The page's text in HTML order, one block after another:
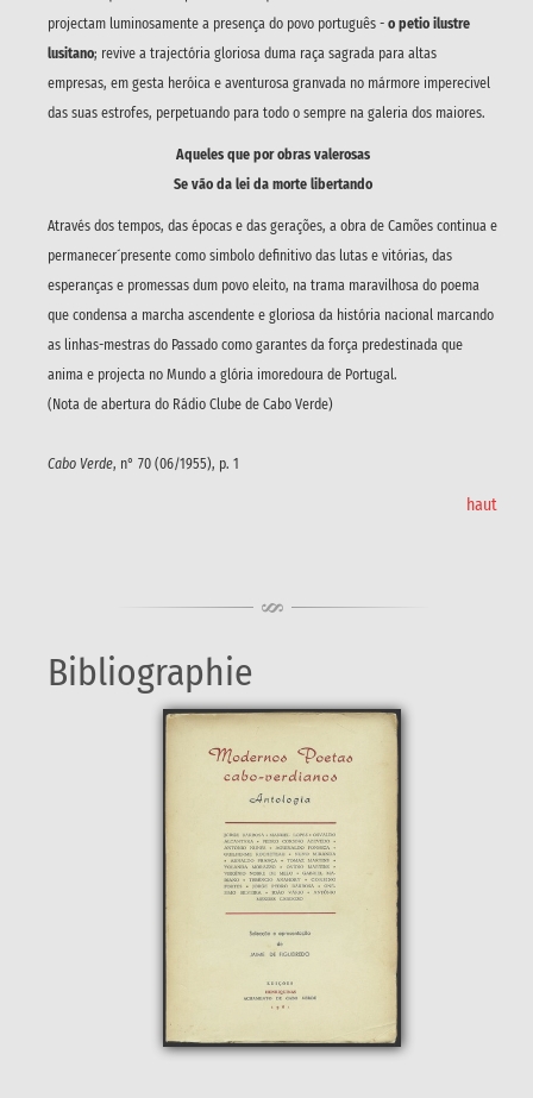
projectam luminosamente a presença do povo português - o petio ilustre
lusitano; revive a trajectória gloriosa duma raça sagrada para altas
empresas, em gesta heróica e aventurosa granvada no mármore imperecivel
das suas estrofes, perpetuando para todo o sempre na galeria dos maiores.
Aqueles que por obras valerosas
Se vão da lei da morte libertando
Através dos tempos, das épocas e das gerações, a obra de Camões continua e
permanecer´presente como simbolo definitivo das lutas e vitórias, das
esperanças e promessas dum povo eleito, na trama maravilhosa do poema
que condensa a marcha ascendente e gloriosa da história nacional marcando
as linhas-mestras do Passado como garantes da força predestinada que
anima e projecta no Mundo a glória imoredoura de Portugal.
(Nota de abertura do Rádio Clube de Cabo Verde)
Cabo Verde, n° 70 (06/1955), p. 1
haut
Bibliographie